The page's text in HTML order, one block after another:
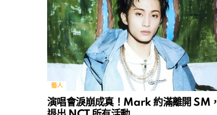
藝人
演唱會淚崩成真！Mark 約滿離開 SM，